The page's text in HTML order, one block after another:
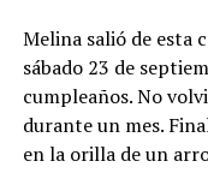
Melina salió de esta
sábado 23 de
cumpleaños. No
durante un mes.
en la orilla de un